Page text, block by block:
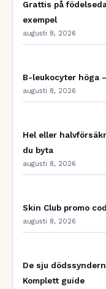
Grattis på
exempel
augusti 8, 2026
B-leukocyter höga
augusti 8, 2026
Hel eller
du byta
augusti 8, 2026
Skin Club promo
augusti 8, 2026
De sju
Komplett guide